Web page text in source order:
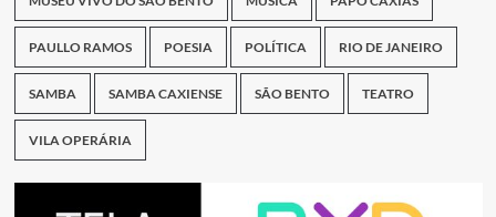
PAULLO RAMOS POESIA POLÍTICA RIO DE JANEIRO
SAMBA SAMBA CAXIENSE SÃO BENTO TEATRO
VILA OPERÁRIA